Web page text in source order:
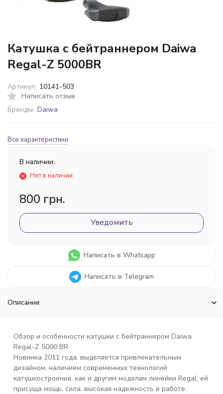
Катушка с бейтраннером Daiwa
Regal-Z 5000BR
Написать отзыв
Бренды: Daiwa
Артикул: 10141-503
Все характеристики
В наличии:
Нет в наличии
800 грн.
Уведомить
Написать в Whatsapp
Написать в Telegram
Описание
Обзор и особенности катушки с бейтраннером Daiwa
Regal-Z 5000 BR
Новинка 2011 года, выделяется привлекательным
дизайном, наличием современных технологий
катушкостроения, как и другим моделям линейки Regal, ей
присуща мощь, сила, высокая надежность в работе.